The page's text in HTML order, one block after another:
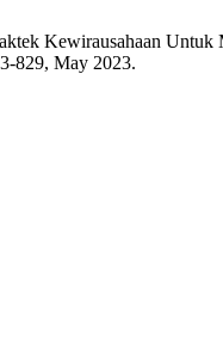
Kewirausahaan
829, May 2023.